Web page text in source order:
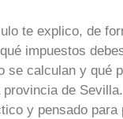
te explico, de
impuestos
se calculan y qué
de
y pensado para